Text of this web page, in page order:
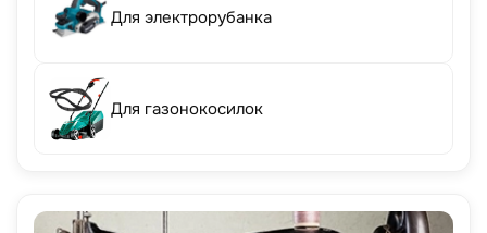
Для электрорубанка
Для газонокосилок